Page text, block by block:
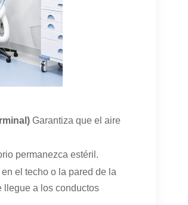
) Garantiza que el aire
permanezca estéril.
el techo o la pared de la
llegue a los conductos